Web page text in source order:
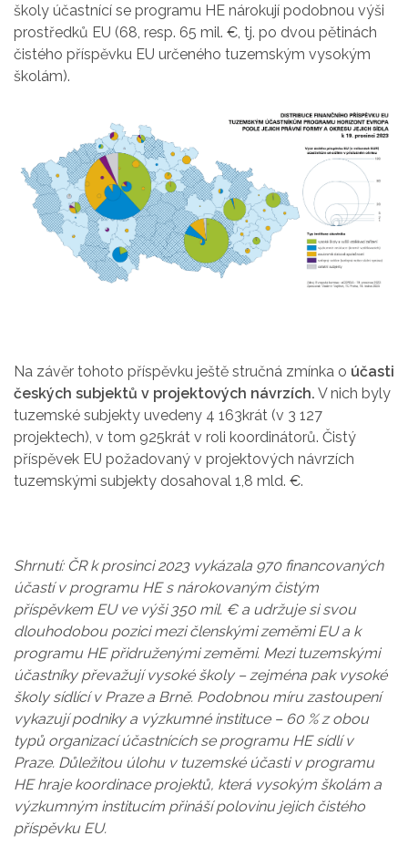
školy účastnící se programu HE nárokují podobnou výši
prostředků EU (68, resp. 65 mil. €, tj. po dvou pětinách
čistého příspěvku EU určeného tuzemským vysokým
školám).
Na závěr tohoto příspěvku ještě stručná zmínka o účasti
českých subjektů v projektových návrzích. V nich byly
tuzemské subjekty uvedeny 4 163krát (v 3 127
projektech), v tom 925krát v roli koordinátorů. Čistý
příspěvek EU požadovaný v projektových návrzích
tuzemskými subjekty dosahoval 1,8 mld. €.
Shrnutí: ČR k prosinci 2023 vykázala 970 financovaných
účastí v programu HE s nárokovaným čistým
příspěvkem EU ve výši 350 mil. € a udržuje si svou
dlouhodobou pozici mezi členskými zeměmi EU a k
programu HE přidruženými zeměmi. Mezi tuzemskými
účastníky převažují vysoké školy – zejména pak vysoké
školy sídlící v Praze a Brně. Podobnou míru zastoupení
vykazují podniky a výzkumné instituce – 60 % z obou
typů organizací účastnících se programu HE sídlí v
Praze. Důležitou úlohu v tuzemské účasti v programu
HE hraje koordinace projektů, která vysokým školám a
výzkumným institucím přináší polovinu jejich čistého
příspěvku EU.